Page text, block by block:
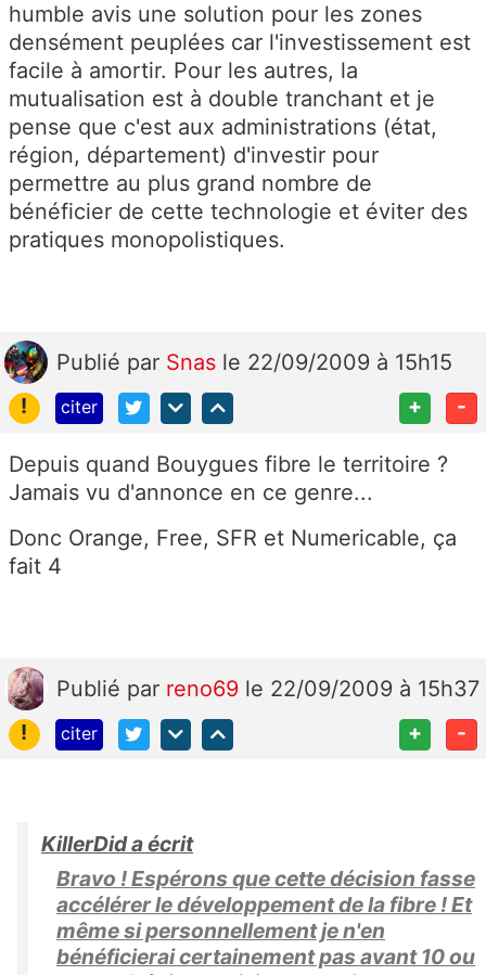
humble avis une solution pour les zones
densément peuplées car l'investissement est
facile à amortir. Pour les autres, la
mutualisation est à double tranchant et je
pense que c'est aux administrations (état,
région, département) d'investir pour
permettre au plus grand nombre de
bénéficier de cette technologie et éviter des
pratiques monopolistiques.
Publié par Snas le 22/09/2009 à 15h15
!
citer + -
Depuis quand Bouygues fibre le territoire ?
Jamais vu d'annonce en ce genre...
Donc Orange, Free, SFR et Numericable, ça
fait 4
Publié par reno69 le 22/09/2009 à 15h37
!
citer + -
KillerDid a écrit
Bravo ! Espérons que cette décision fasse
accélérer le développement de la fibre ! Et
même si personnellement je n'en
bénéficierai certainement pas avant 10 ou